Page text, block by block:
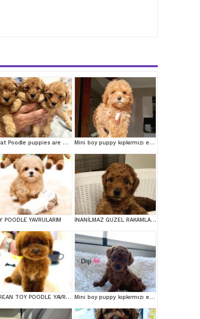
Great Poodle puppies are waiting for you! Mini boy puppy kıpkırmızı ev üretimi TOOY POODLE
POODLE YAVRULARIM İNANİLMAZ GUZEL RAKAMLARA GERÇEK TOY YAVRULAR
KOREAN TOY POODLE YAVRULARIM Mini boy puppy kıpkırmızı ev üretimi TOOY POODLE